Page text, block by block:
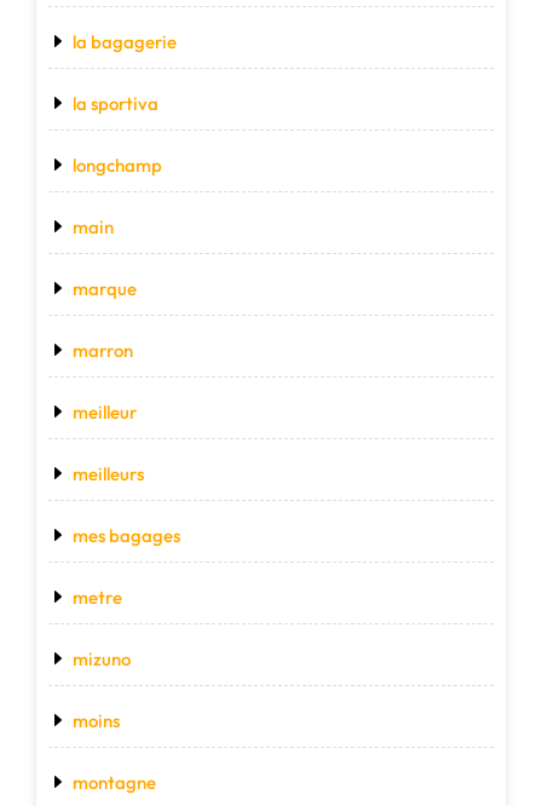
la bagagerie
la sportiva
longchamp
main
marque
marron
meilleur
meilleurs
mes bagages
metre
mizuno
moins
montagne